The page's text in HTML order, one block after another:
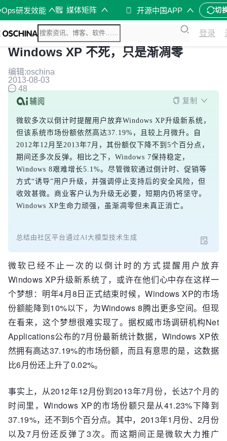
研发效能 媒体矩阵 开源中国APP 切
登录
Windows XP 不死，只是渐凋零
编辑:oschina
2013-08-03
48
复制
微软多次以倒计时提醒用户放弃Windows XP升级新系统，
但该系统市场份额依然高达37.19%，且较上月微升。自
2012年12月至2013年7月，其份额仅下降不到5个百分点，
期间还多次反弹。相比之下，Windows 7保持稳定，
Windows 8艰难增长5.1%。尽管微软通过倒计时、促销等
方式“诱导”用户升级，并强调停止支持后的安全风险，但
收效甚微。商业客户认为升级无必要，短期内仍将坚守。
Windows XP生命力顽强，虽渐凋零但未真正消亡。
总结由社区平台通过AI大模型技术生成
微软已经不止一次的以倒计时的方式提醒用户放弃
Windows XP升级新系统了，或许在他们心中存在这样一
个梦想：明年4月8日正式结束时候，Windows XP的市场
份额能降到10%以下，为Windows 8腾出更多空间。但现
在看来，这个梦想很难实现了。据权威市场调研机构Net
Applications公布的7月份最新统计数据，Windows XP依
然拥有高达37.19%的市场份额，而且有意思的是，这数据
比6月份还上升了0.02%。
事实上，从2012年12月份到2013年7月份，长达7个月的
时间里，Windows XP的市场份额只是从41.23%下降到
37.19%，还不到5个百分点。其中，2013年1月份、2月份
以及7月份还反弹了3次。而这期间正是微软大力推广